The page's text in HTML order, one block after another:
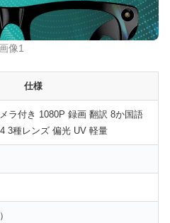
画像1
仕様
ラ付き 1080P 録画 翻訳 8か国語
3種レンズ 偏光 UV 軽量